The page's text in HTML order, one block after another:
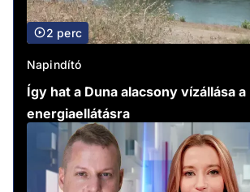
2 perc
Napindító
Így hat a Duna alacsony vízállása
energiaellátásra